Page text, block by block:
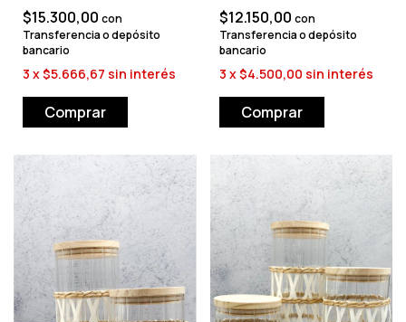
$15.300,00 con
Transferencia o depósito
bancario
3 x$5.666,67 sin interés
$12.150,00 con
Transferencia o depósito
bancario
3 x$4.500,00 sin interés